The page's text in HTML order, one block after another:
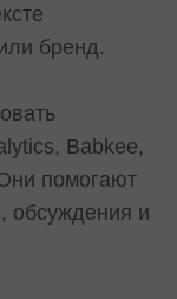
бренд.
Babkee,
помогают
обсуждения и